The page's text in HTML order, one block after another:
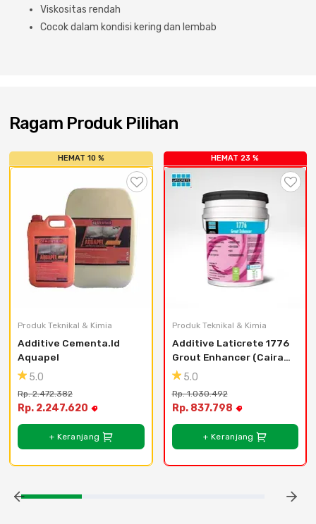
Saniter
Viskositas rendah
Cocok dalam kondisi kering dan lembab
Ragam Produk Pilihan
HEMAT 10 %
Produk Teknikal & Kimia
Additive Cementa.Id
Aquapel
5.0
Rp. 2.472.382
Rp. 2.247.620
+ Keranjang
HEMAT 23 %
Produk Teknikal & Kimia
Additive Laticrete 1776
Grout Enhancer (Cairan
Additive untuk Nat
5.0
Rp. 1.030.492
Rp. 837.798
+ Keranjang